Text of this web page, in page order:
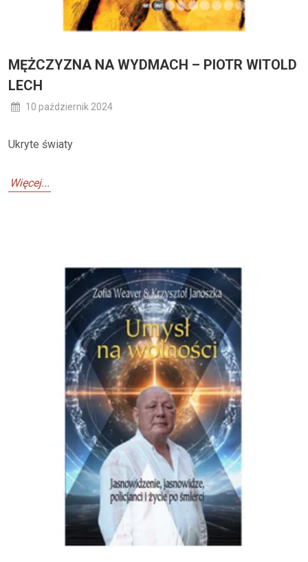
MĘŻCZYZNA NA WYDMACH – PIOTR WITOLD
LECH
10 październik 2024
Ukryte światy
Więcej...